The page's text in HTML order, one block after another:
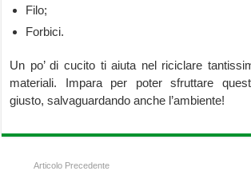
Filo;
Forbici.
Un po’ di cucito ti aiuta nel riciclare
materiali. Impara per poter sfruttare
giusto, salvaguardando anche l’ambiente!
Articolo Precedente